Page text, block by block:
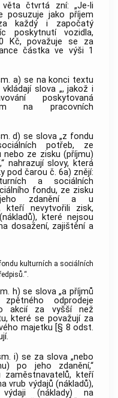
čtvrtá zní: „Je-li
posuzuje jako příjem
každý i započatý
poskytnutí vozidla,
Kč, považuje se za
částka ve výši 1
a) se na konci textu
slova „, jakož i
poskytovaná
na pracovních
d) se slova „z fondu
potřeb, ze
nebo ze zisku (příjmu)
nahrazují slovy, která
pod čarou č. 6a) znějí:
a sociálních
fondu, ze zisku
zdanění a u
kteří nevytvořili zisk,
které nejsou
dosažení, zajištění a
kulturních a sociálních
h) se slova „a příjmů
odprodeje
akcií za vyšší než
které se považují za
majetku [§ 8 odst.
i) se za slova „nebo
po jeho zdanění,“
zaměstnavatelů, kteří
vrub výdajů (nákladů),
(náklady) na